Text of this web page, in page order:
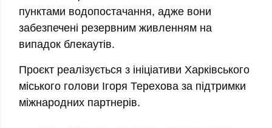
пунктами водопостачання, адже вони
забезпечені резервним живленням на
випадок блекаутів.
Проєкт реалізується з ініціативи Харківського
міського голови Ігоря Терехова за підтримки
міжнародних партнерів.